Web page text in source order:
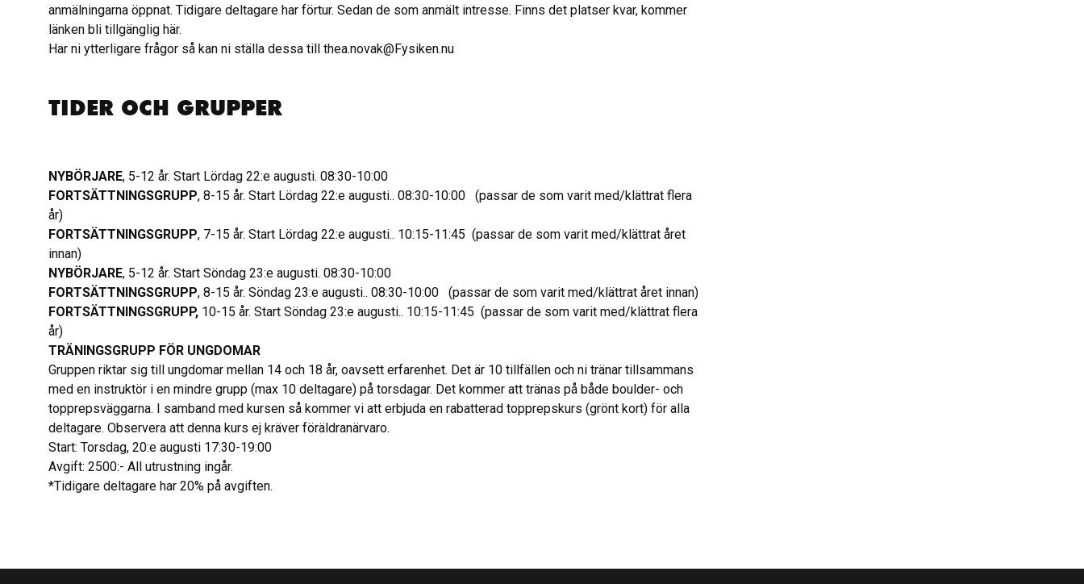
anmälningarna öppnat. Tidigare deltagare har förtur. Sedan de som anmält intresse. Finns det platser kvar, kommer
länken bli tillgänglig här.
Har ni ytterligare frågor så kan ni ställa dessa till thea.novak@Fysiken.nu
TIDER OCH GRUPPER
NYBÖRJARE, 5-12 år. Start Lördag 22:e augusti. 08:30-10:00
FORTSÄTTNINGSGRUPP, 8-15 år. Start Lördag 22:e augusti.. 08:30-10:00 (passar de som varit med/klättrat flera
år)
FORTSÄTTNINGSGRUPP, 7-15 år. Start Lördag 22:e augusti.. 10:15-11:45 (passar de som varit med/klättrat året
innan)
NYBÖRJARE, 5-12 år. Start Söndag 23:e augusti. 08:30-10:00
FORTSÄTTNINGSGRUPP, 8-15 år. Söndag 23:e augusti.. 08:30-10:00 (passar de som varit med/klättrat året innan)
FORTSÄTTNINGSGRUPP, 10-15 år. Start Söndag 23:e augusti.. 10:15-11:45 (passar de som varit med/klättrat flera
år)
TRÄNINGSGRUPP FÖR UNGDOMAR
Gruppen riktar sig till ungdomar mellan 14 och 18 år, oavsett erfarenhet. Det är 10 tillfällen och ni tränar tillsammans
med en instruktör i en mindre grupp (max 10 deltagare) på torsdagar. Det kommer att tränas på både boulder- och
topprepsväggarna. I samband med kursen så kommer vi att erbjuda en rabatterad topprepskurs (grönt kort) för alla
deltagare. Observera att denna kurs ej kräver föräldranärvaro.
Start: Torsdag, 20:e augusti 17:30-19:00
Avgift: 2500:- All utrustning ingår.
*Tidigare deltagare har 20% på avgiften.